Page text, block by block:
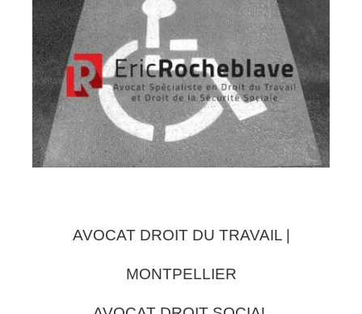
AVOCAT DROIT DU TRAVAIL |
MONTPELLIER